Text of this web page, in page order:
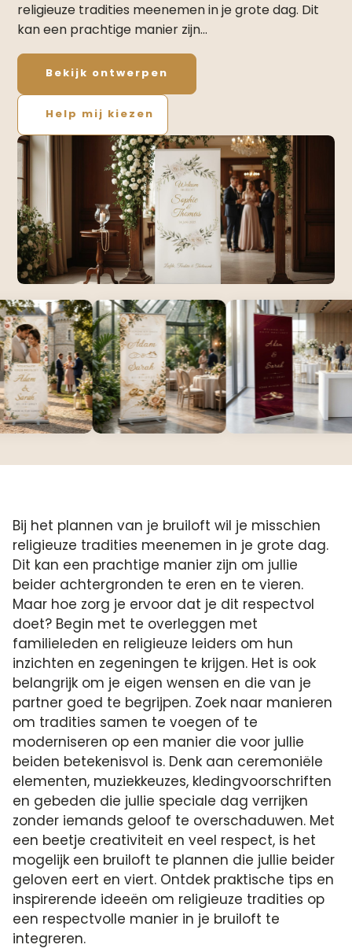
religieuze tradities meenemen in je grote dag. Dit
kan een prachtige manier zijn…
Bekijk ontwerpen
Help mij kiezen
Bij het plannen van je bruiloft wil je misschien
religieuze tradities meenemen in je grote dag.
Dit kan een prachtige manier zijn om jullie
beider achtergronden te eren en te vieren.
Maar hoe zorg je ervoor dat je dit respectvol
doet? Begin met te overleggen met
familieleden en religieuze leiders om hun
inzichten en zegeningen te krijgen. Het is ook
belangrijk om je eigen wensen en die van je
partner goed te begrijpen. Zoek naar manieren
om tradities samen te voegen of te
moderniseren op een manier die voor jullie
beiden betekenisvol is. Denk aan ceremoniële
elementen, muziekkeuzes, kledingvoorschriften
en gebeden die jullie speciale dag verrijken
zonder iemands geloof te overschaduwen. Met
een beetje creativiteit en veel respect, is het
mogelijk een bruiloft te plannen die jullie beider
geloven eert en viert. Ontdek praktische tips en
inspirerende ideeën om religieuze tradities op
een respectvolle manier in je bruiloft te
integreren.